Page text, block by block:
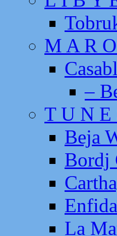
M A R
–
T U N E
Beja
Bordj
La